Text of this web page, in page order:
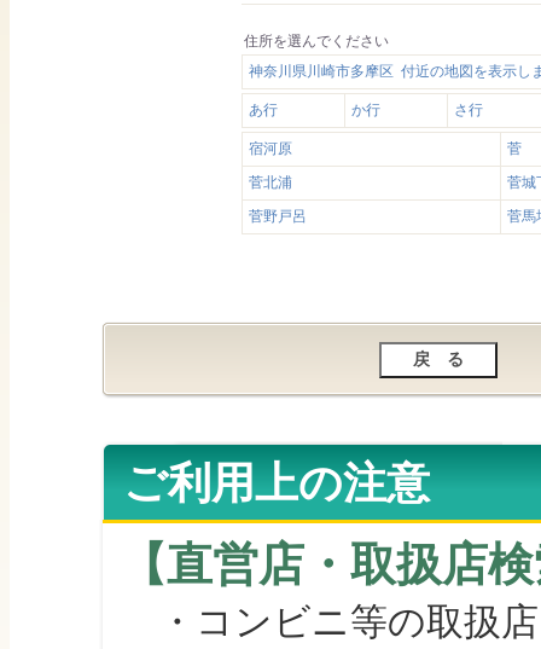
住所を選んでください
神奈川県川崎市多摩区 付近の地図を表示し
あ行 か行 さ行
宿河原
菅
菅北浦
菅城
菅野戸呂
菅馬
ご利用上の注意
【直営店・取扱店
・コンビニ等の取扱